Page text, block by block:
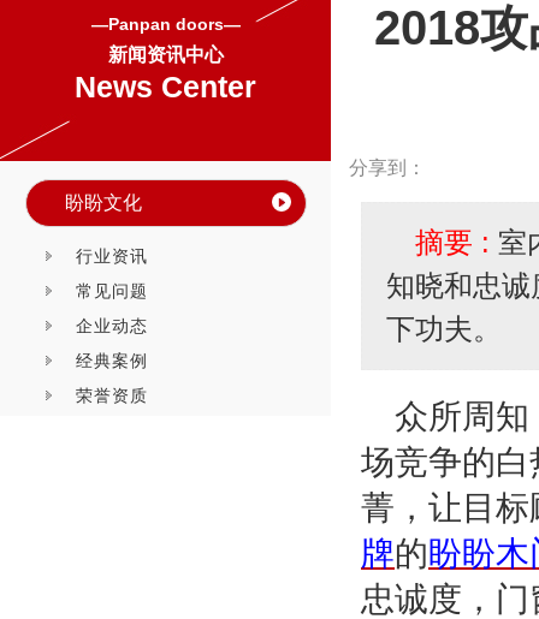
—Panpan doors—
新闻资讯中心
News Center
盼盼文化
行业资讯
常见问题
企业动态
经典案例
荣誉资质
2018
分享到：
摘要 : 室
知晓和忠诚
下功夫。
众所周知
场竞争的
菁，让目
牌的盼盼木
忠诚度，